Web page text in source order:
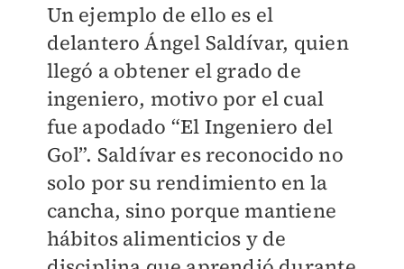
Un ejemplo de ello es el
delantero Ángel Saldívar, quien
llegó a obtener el grado de
ingeniero, motivo por el cual
fue apodado “El Ingeniero del
Gol”. Saldívar es reconocido no
solo por su rendimiento en la
cancha, sino porque mantiene
hábitos alimenticios y de